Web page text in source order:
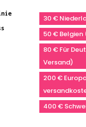
30 €
50 €
80 € Für
Versand)
200 €
400 €